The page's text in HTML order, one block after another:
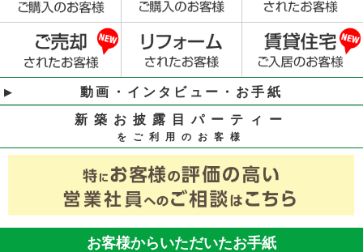
動画・インタビュー・お手紙
新築お披露目パーティー
をご利用のお客様
お客様からいただいたお手紙